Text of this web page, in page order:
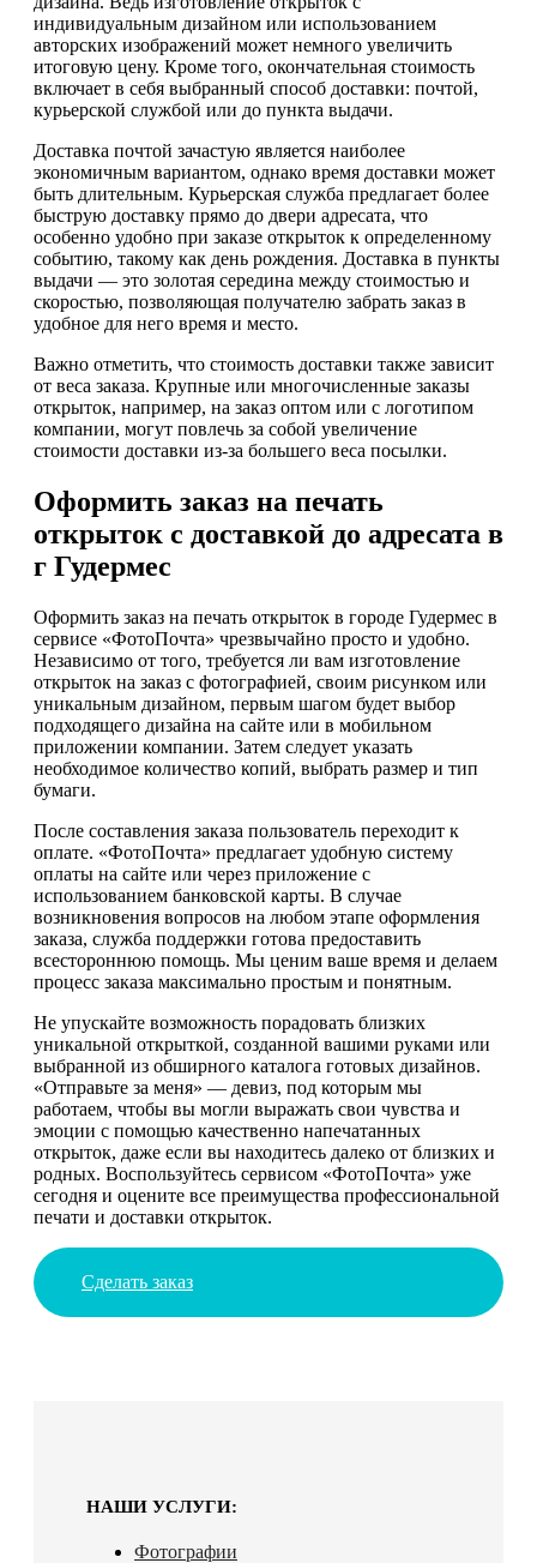
индивидуальным дизайном или использованием
авторских изображений может немного увеличить
итоговую цену. Кроме того, окончательная стоимость
включает в себя выбранный способ доставки: почтой,
курьерской службой или до пункта выдачи.
Доставка почтой зачастую является наиболее
экономичным вариантом, однако время доставки может
быть длительным. Курьерская служба предлагает более
быструю доставку прямо до двери адресата, что
особенно удобно при заказе открыток к определенному
событию, такому как день рождения. Доставка в пункты
выдачи — это золотая середина между стоимостью и
скоростью, позволяющая получателю забрать заказ в
удобное для него время и место.
Важно отметить, что стоимость доставки также зависит
от веса заказа. Крупные или многочисленные заказы
открыток, например, на заказ оптом или с логотипом
компании, могут повлечь за собой увеличение
стоимости доставки из-за большего веса посылки.
Оформить заказ на печать
открыток с доставкой до адресата в
г Гудермес
Оформить заказ на печать открыток в городе Гудермес в
сервисе «ФотоПочта» чрезвычайно просто и удобно.
Независимо от того, требуется ли вам изготовление
открыток на заказ с фотографией, своим рисунком или
уникальным дизайном, первым шагом будет выбор
подходящего дизайна на сайте или в мобильном
приложении компании. Затем следует указать
необходимое количество копий, выбрать размер и тип
бумаги.
После составления заказа пользователь переходит к
оплате. «ФотоПочта» предлагает удобную систему
оплаты на сайте или через приложение с
использованием банковской карты. В случае
возникновения вопросов на любом этапе оформления
заказа, служба поддержки готова предоставить
всестороннюю помощь. Мы ценим ваше время и делаем
процесс заказа максимально простым и понятным.
Не упускайте возможность порадовать близких
уникальной открыткой, созданной вашими руками или
выбранной из обширного каталога готовых дизайнов.
«Отправьте за меня» — девиз, под которым мы
работаем, чтобы вы могли выражать свои чувства и
эмоции с помощью качественно напечатанных
открыток, даже если вы находитесь далеко от близких и
родных. Воспользуйтесь сервисом «ФотоПочта» уже
сегодня и оцените все преимущества профессиональной
печати и доставки открыток.
Сделать заказ
НАШИ УСЛУГИ:
Фотографии